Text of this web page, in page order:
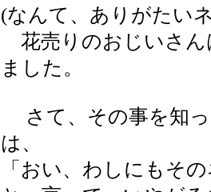
(なんて、ありがたい
花売りのおじいさん
ました。
さて、その事を知っ
は、
「おい、わしにもそ